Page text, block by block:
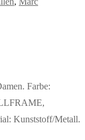
Farbe:
Kunststoff/Metall.